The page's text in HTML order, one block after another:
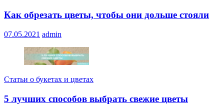
Как обрезать цветы, чтобы они дольше стояли
07.05.2021 admin
Статьи о букетах и цветах
5 лучших способов выбрать свежие цветы